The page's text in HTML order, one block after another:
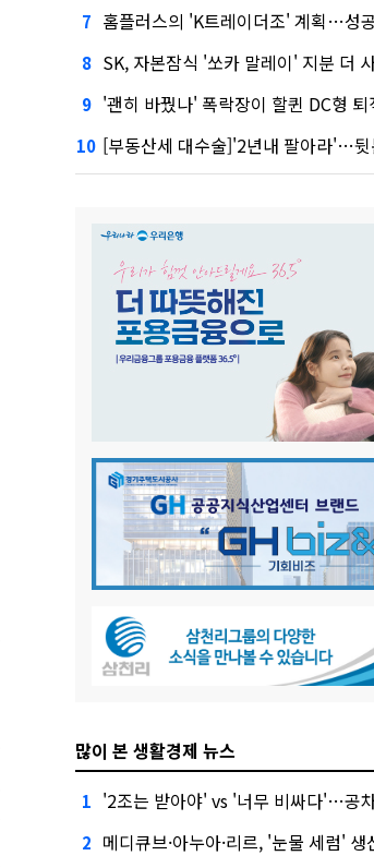
7 홈플러스의 'K트레이더조' 계획…성공 가능성
8 SK, 자본잠식 '쏘카 말레이' 지분 더
9 '괜히 바꿨나' 폭락장이 할퀸 DC형 퇴직연금…전문
10 [부동산세 대수술]'2년내 팔아라'…뒷문은
많이 본 생활경제 뉴스
1 '2조는 받아야' vs '너무 비싸다'…공차, 매각 성
2 메디큐브·아누아·리르, '눈물 세럼' 생산 중